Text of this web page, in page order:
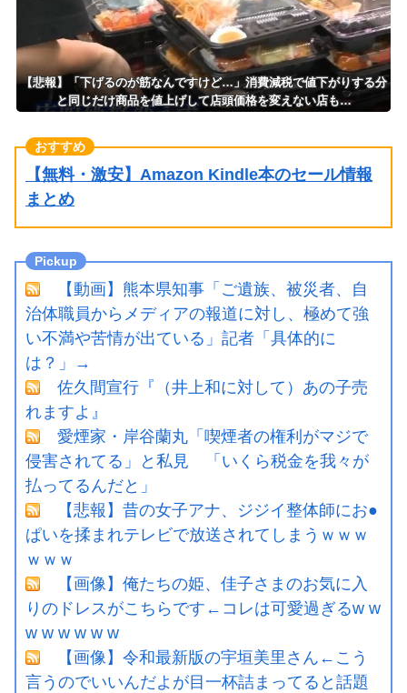
【悲報】「下げるのが筋なんですけど…」消費減税で値下がりする分
と同じだけ商品を値上げして店頭価格を変えない店も…
【無料・激安】Amazon Kindle本のセール情報
まとめ
【動画】熊本県知事「ご遺族、被災者、自
治体職員からメディアの報道に対し、極めて強
い不満や苦情が出ている」記者「具体的に
は？」→
佐久間宣行『（井上和に対して）あの子売
れますよ』
愛煙家・岸谷蘭丸「喫煙者の権利がマジで
侵害されてる」と私見 「いくら税金を我々が
払ってるんだと」
【悲報】昔の女子アナ、ジジイ整体師にお●
ぱいを揉まれテレビで放送されてしまうｗｗｗ
ｗｗｗ
【画像】俺たちの姫、佳子さまのお気に入
りのドレスがこちらです←コレは可愛過ぎるw w
w w w w w w
【画像】令和最新版の宇垣美里さん←こう
言うのでいいんだよが目一杯詰まってると話題